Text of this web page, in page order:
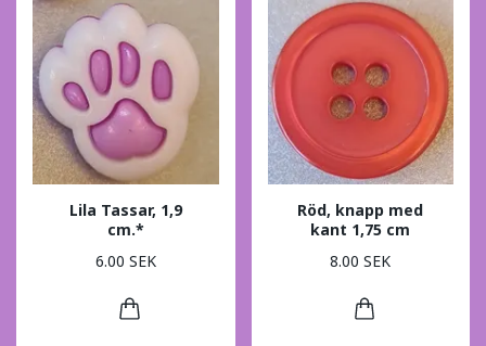
Lila Tassar, 1,9
cm.*
6.00 SEK
Röd, knapp med
kant 1,75 cm
8.00 SEK